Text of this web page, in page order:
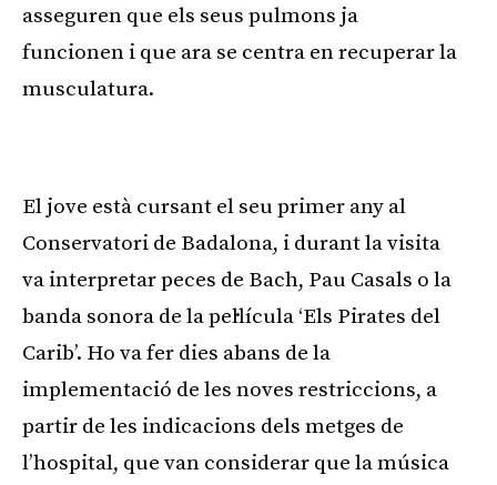
asseguren que els seus pulmons ja
funcionen i que ara se centra en recuperar la
musculatura.
El jove està cursant el seu primer any al
Conservatori de Badalona, i durant la visita
va interpretar peces de Bach, Pau Casals o la
banda sonora de la pel·lícula ‘Els Pirates del
Carib’. Ho va fer dies abans de la
implementació de les noves restriccions, a
partir de les indicacions dels metges de
l’hospital, que van considerar que la música